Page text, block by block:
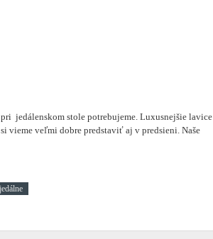
jedálenskom stole potrebujeme. Luxusnejšie lavice
vieme veľmi dobre predstaviť aj v predsieni. Naše
jedálne